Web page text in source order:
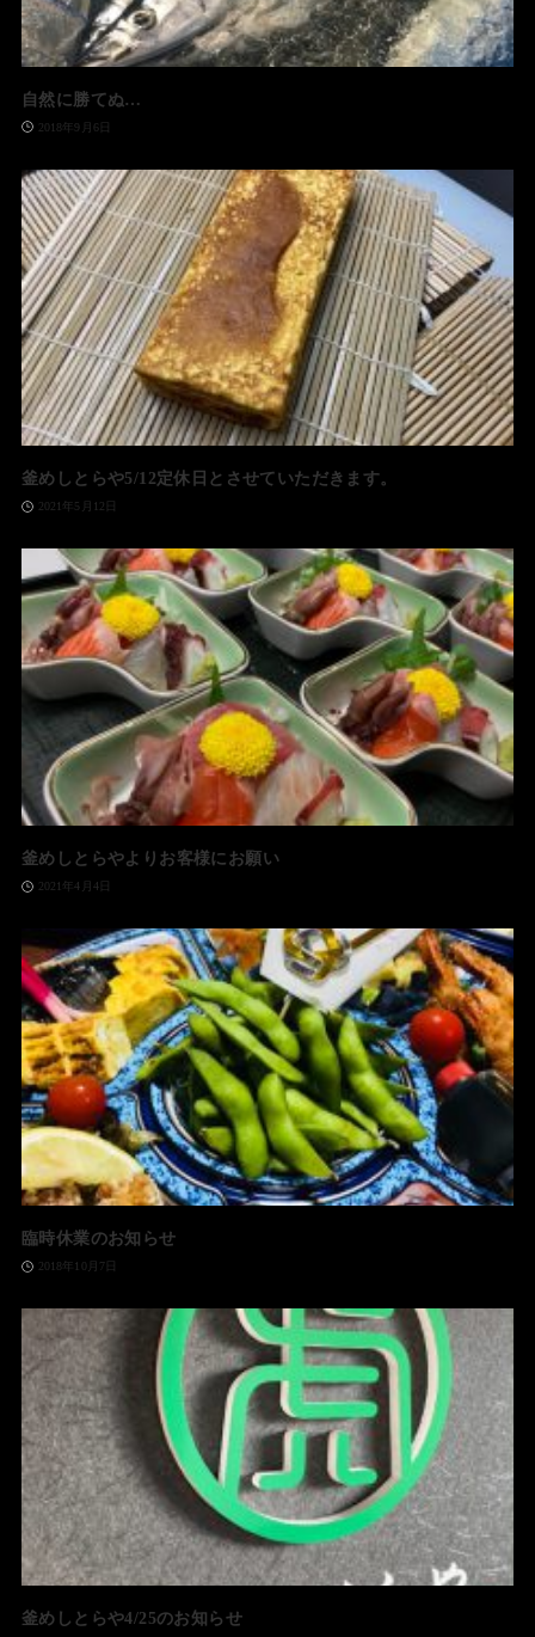
自然に勝てぬ…
2018年9月6日
釜めしとらや5/12定休日とさせていただきます。
2021年5月12日
釜めしとらやよりお客様にお願い
2021年4月4日
臨時休業のお知らせ
2018年10月7日
釜めしとらや4/25のお知らせ